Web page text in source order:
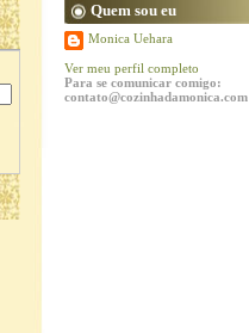
Quem sou eu
Monica Uehara
Ver meu perfil completo
Para se comunicar comigo:
contato@cozinhadamonica.com